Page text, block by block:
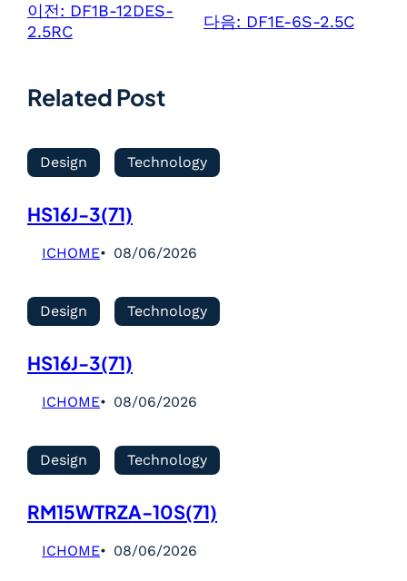
이전: DF1B-12DES-
2.5RC
다음: DF1E-6S-2.5C
Related Post
Design Technology
HS16J-3(71)
ICHOME 08/06/2026
Design Technology
HS16J-3(71)
ICHOME 08/06/2026
Design Technology
RM15WTRZA-10S(71)
ICHOME 08/06/2026